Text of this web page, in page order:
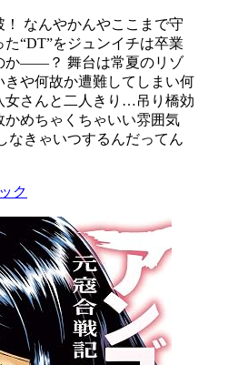
！ なんやかんやここまで守
た“DT”をジュンイチは卒業
か――？ 舞台は常夏のリゾ
や何故か遭難してしまい何
女さんと二人きり…吊り橋効
かめちゃくちゃいい雰囲気
なきゃいつするんだってん
ク